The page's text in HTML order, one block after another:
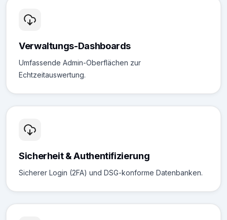
Verwaltungs-Dashboards
Umfassende Admin-Oberflächen zur
Echtzeitauswertung.
Sicherheit & Authentifizierung
Sicherer Login (2FA) und DSG-konforme Datenbanken.